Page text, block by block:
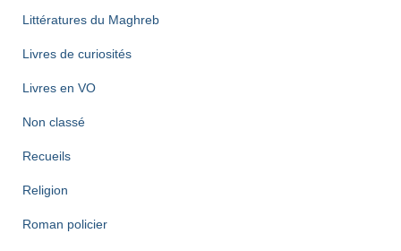
Littératures du Maghreb
Livres de curiosités
Livres en VO
Non classé
Recueils
Religion
Roman policier